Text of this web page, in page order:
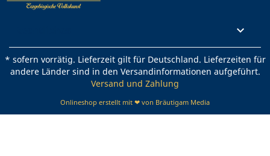

* sofern vorrätig. Lieferzeit gilt für Deutschland. Lieferzeiten für
andere Länder sind in den Versandinformationen aufgeführt.
Versand und Zahlung
Onlineshop erstellt mit ❤ von Bräutigam Media